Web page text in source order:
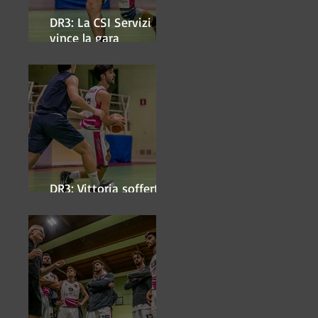
DR3: La CSI Servizi
vince la gara
DR3: Vittoria sofferta a